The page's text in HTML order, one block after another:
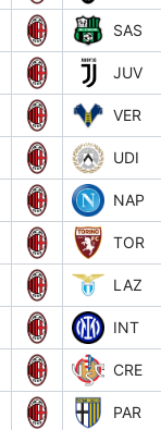
SAS
JUV
VER
UDI
NAP
TOR
LAZ
INT
CRE
PAR